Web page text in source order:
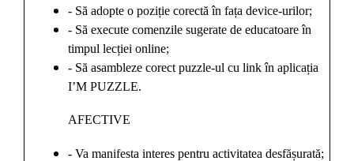
- Să adopte o poziție corectă în fața device-urilor;
- Să execute comenzile sugerate de educatoare în
timpul lecției online;
- Să asambleze corect puzzle-ul cu link în aplicația
I’M PUZZLE.
AFECTIVE
- Va manifesta interes pentru activitatea desfășurată;